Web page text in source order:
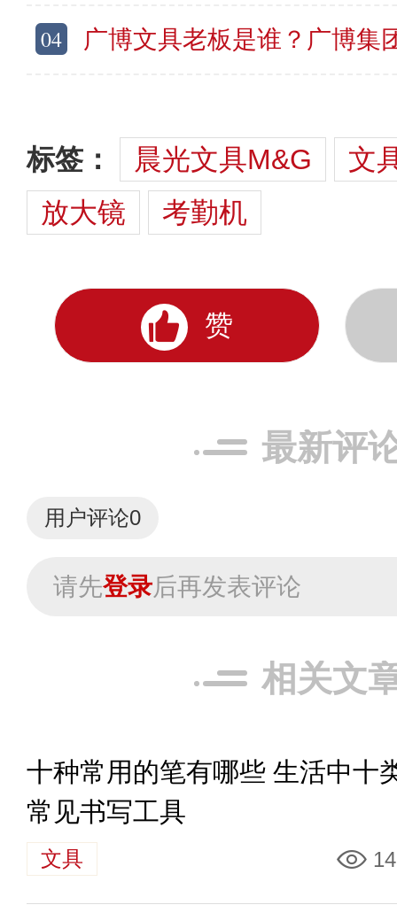
04 广博文具老板是谁？广博集团董事
标签： 晨光文具M&G
文
放大镜
考勤机
赞
最新评
用户评论0
请先登录后再发表评论
相关文
十种常用的笔有哪些 生活中十
常见书写工具
文具